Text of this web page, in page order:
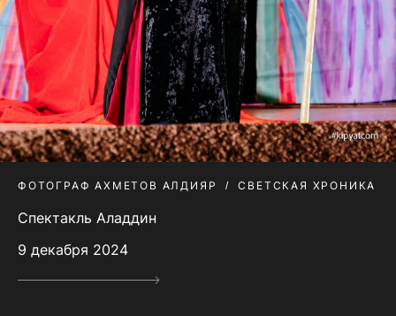
ФОТОГРАФ АХМЕТОВ АЛДИЯР СВЕТСКАЯ ХРОНИКА
Спектакль Аладдин
9 декабря 2024